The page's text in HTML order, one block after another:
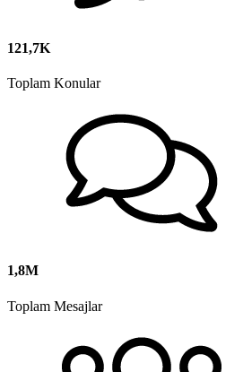
121,7K
Toplam Konular
1,8M
Toplam Mesajlar